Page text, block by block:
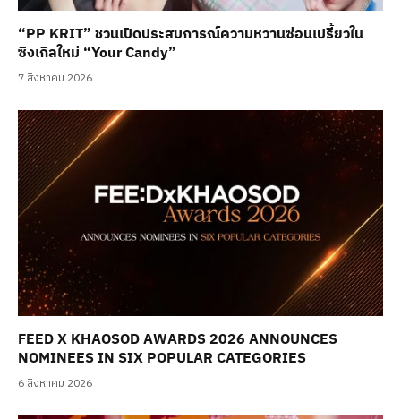
“PP KRIT” ชวนเปิดประสบการณ์ความหวานซ่อนเปรี้ยวใน
ซิงเกิลใหม่ “Your Candy”
7 สิงหาคม 2026
FEED X KHAOSOD AWARDS 2026 ANNOUNCES
NOMINEES IN SIX POPULAR CATEGORIES
6 สิงหาคม 2026